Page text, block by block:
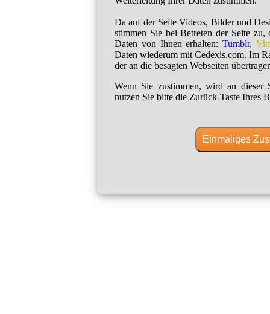
Da auf der Seite Videos, Bilder und
stimmen Sie bei Betreten der Seite zu,
Daten von Ihnen erhalten:Tumblr,
Daten wiederum mit Cedexis.com. Im
der an die besagten Webseiten
Wenn Sie zustimmen, wird an dieser
nutzen Sie bitte die Zurück-Taste Ihres
Einmaliges